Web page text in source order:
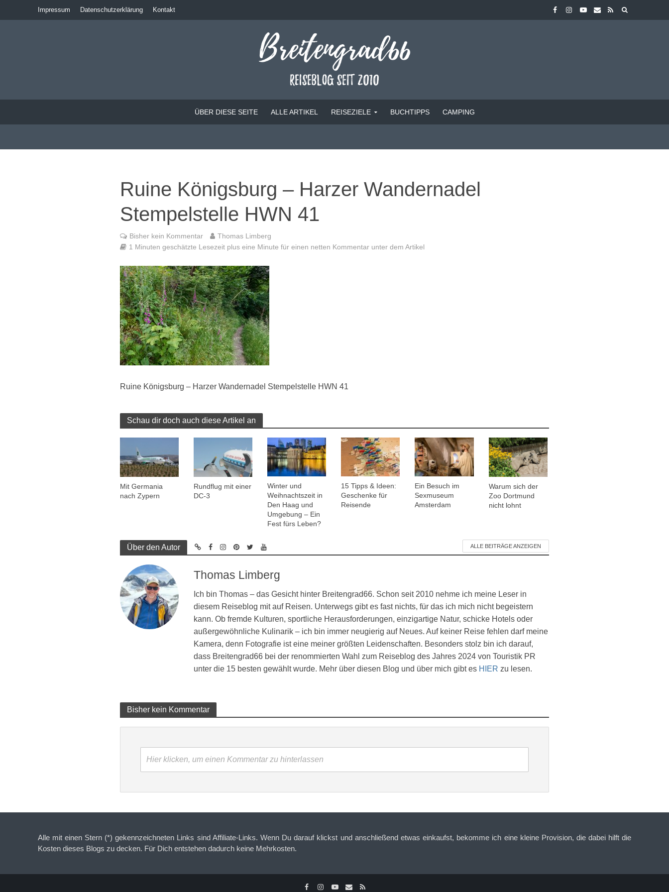
Impressum Datenschutzerklärung Kontakt
ÜBER DIESE SEITE ALLE ARTIKEL REISEZIELE BUCHTIPPS CAMPING
Ruine Königsburg – Harzer Wandernadel
Stempelstelle HWN 41
Bisher kein Kommentar
Thomas Limberg
1 Minuten geschätzte Lesezeit plus eine Minute für einen netten Kommentar unter dem Artikel
Ruine Königsburg – Harzer Wandernadel Stempelstelle HWN 41
Schau dir doch auch diese Artikel an
Mit Germania
nach Zypern
Rundflug mit einer
DC-3
Winter und
Weihnachtszeit in
Den Haag und
Umgebung – Ein
Fest fürs Leben?
15 Tipps & Ideen:
Geschenke für
Reisende
Ein Besuch im
Sexmuseum
Amsterdam
Warum sich der
Zoo Dortmund
nicht lohnt
Über den Autor ALLE BEITRÄGE ANZEIGEN
Thomas Limberg
Ich bin Thomas – das Gesicht hinter Breitengrad66. Schon seit 2010 nehme ich meine Leser in
diesem Reiseblog mit auf Reisen. Unterwegs gibt es fast nichts, für das ich mich nicht begeistern
kann. Ob fremde Kulturen, sportliche Herausforderungen, einzigartige Natur, schicke Hotels oder
außergewöhnliche Kulinarik – ich bin immer neugierig auf Neues. Auf keiner Reise fehlen darf meine
Kamera, denn Fotografie ist eine meiner größten Leidenschaften. Besonders stolz bin ich darauf,
dass Breitengrad66 bei der renommierten Wahl zum Reiseblog des Jahres 2024 von Touristik PR
unter die 15 besten gewählt wurde. Mehr über diesen Blog und über mich gibt es HIER zu lesen.
Bisher kein Kommentar
Hier klicken, um einen Kommentar zu hinterlassen
Alle mit einen Stern (*) gekennzeichneten Links sind Affiliate-Links. Wenn Du darauf klickst und anschließend etwas einkaufst, bekomme ich eine kleine Provision, die dabei hilft die
Kosten dieses Blogs zu decken. Für Dich entstehen dadurch keine Mehrkosten.